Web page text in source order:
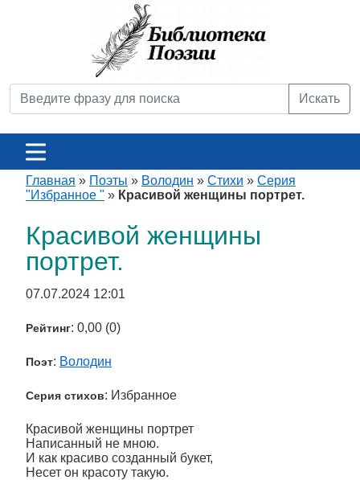
Искать
Главная » Поэты » Володин » Стихи » Серия
"Избранное " » Красивой женщины портрет.
Красивой женщины
портрет.
07.07.2024 12:01
Рейтинг: 0,00 (0)
Поэт: Володин
Серия стихов: Избранное
Красивой женщины портрет
Написанный не мною.
И как красиво созданный букет,
Несет он красоту такую.